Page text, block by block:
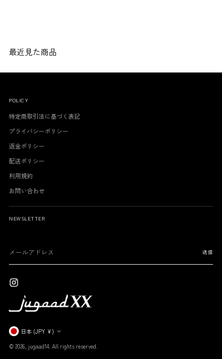
最近見た商品
POLICY
特定商取引法に基づく表記
プライバシーポリシー
返金ポリシー
配送ポリシー
利用規約
お問い合わせ
NEWSLETTER
ー
ル
ド
送信
通
貨
日本 (JPY ¥)
© 2026, jugaad14 . All rights reserved.